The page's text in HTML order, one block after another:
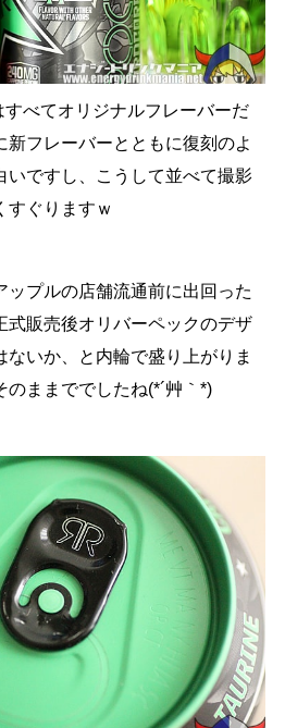
べてオリジナルフレーバーだ
新フレーバーとともに復刻のよ
いですし、こうして並べて撮影
すぐりますｗ
ップルの店舗流通前に出回った
式販売後オリバーペックのデザ
ないか、と内輪で盛り上がりま
のままででしたね(*´艸｀*)